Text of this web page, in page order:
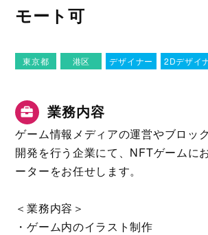
モート可
東京都 港区 デザイナー 2Dデザイ
業務内容
ゲーム情報メディアの運営やブロッ
開発を行う企業にて、NFTゲームに
ーターをお任せします。
＜業務内容＞
・ゲーム内のイラスト制作